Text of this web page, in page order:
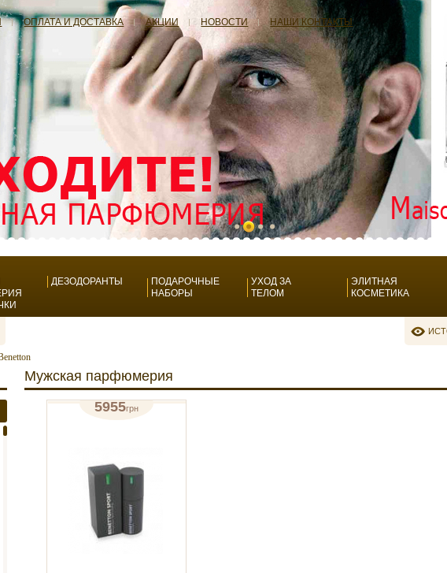
ОПЛАТА И ДОСТАВКА АКЦИИ НОВОСТИ НАШИ КОНТАКТЫ
ДЕЗОДОРАНТЫ
ПОДАРОЧНЫЕ
НАБОРЫ
УХОД ЗА
ТЕЛОМ
ЭЛИТНАЯ
КОСМЕТИКА
Мужская парфюмерия
дезодорант-спрей 150мл
5955грн